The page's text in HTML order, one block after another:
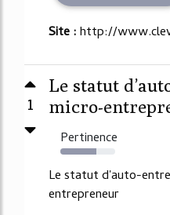
Site :http://
1
Le statut
micro-
Pertinence
65%
Le statut d'auto-
entrepreneur